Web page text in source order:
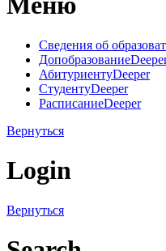
Сведения об
Допобразование
АбитуриентуDeeper
СтудентуDeeper
РасписаниеDeeper
Вернуться
Login
Вернуться